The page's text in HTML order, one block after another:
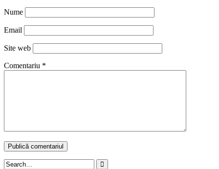
Nume
Email
Site web
Comentariu *